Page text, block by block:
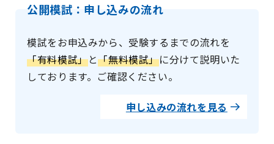
公開模試：申し込みの流れ
模試をお申込みから、受験するまでの流れを
「有料模試」と「無料模試」に分けて説明いた
しております。ご確認ください。
申し込みの流れを見る